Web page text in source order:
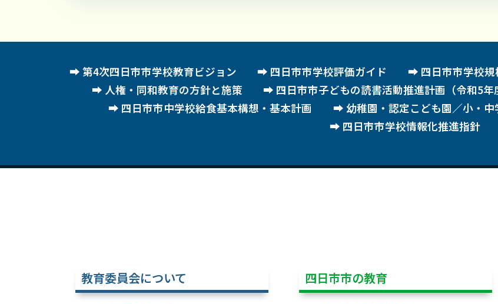
第4次四日市市学校教育ビジョン 四日市市学校評価ガイド 四日市市学校
人権・同和教育の方針と施策
四日市市子どもの読書活動推進計画（令和5年
四日市市中学校給食基本構想・基本計画
幼稚園・認定こども園／小・
四日市市学校情報化推進指針
教育委員会について 四日市市の教育